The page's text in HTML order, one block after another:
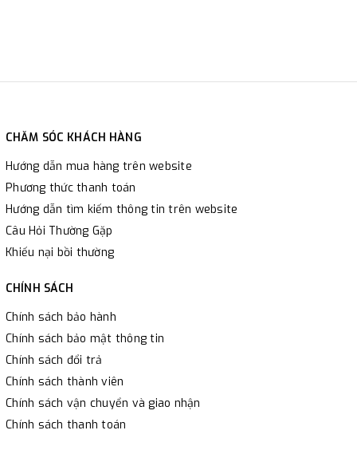
CHĂM SÓC KHÁCH HÀNG
Hướng dẫn mua hàng trên website
Phương thức thanh toán
Hướng dẫn tìm kiếm thông tin trên website
Câu Hỏi Thường Gặp
Khiếu nại bồi thường
CHÍNH SÁCH
Chính sách bảo hành
Chính sách bảo mật thông tin
Chính sách đổi trả
Chính sách thành viên
Chính sách vận chuyển và giao nhận
Chính sách thanh toán